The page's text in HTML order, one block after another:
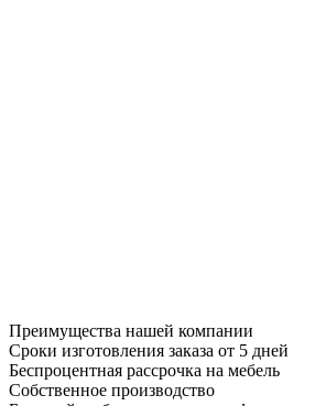
Преимущества нашей компании
Сроки изготовления заказа от 5 дней
Беспроцентная рассрочка на мебель
Собственное производство